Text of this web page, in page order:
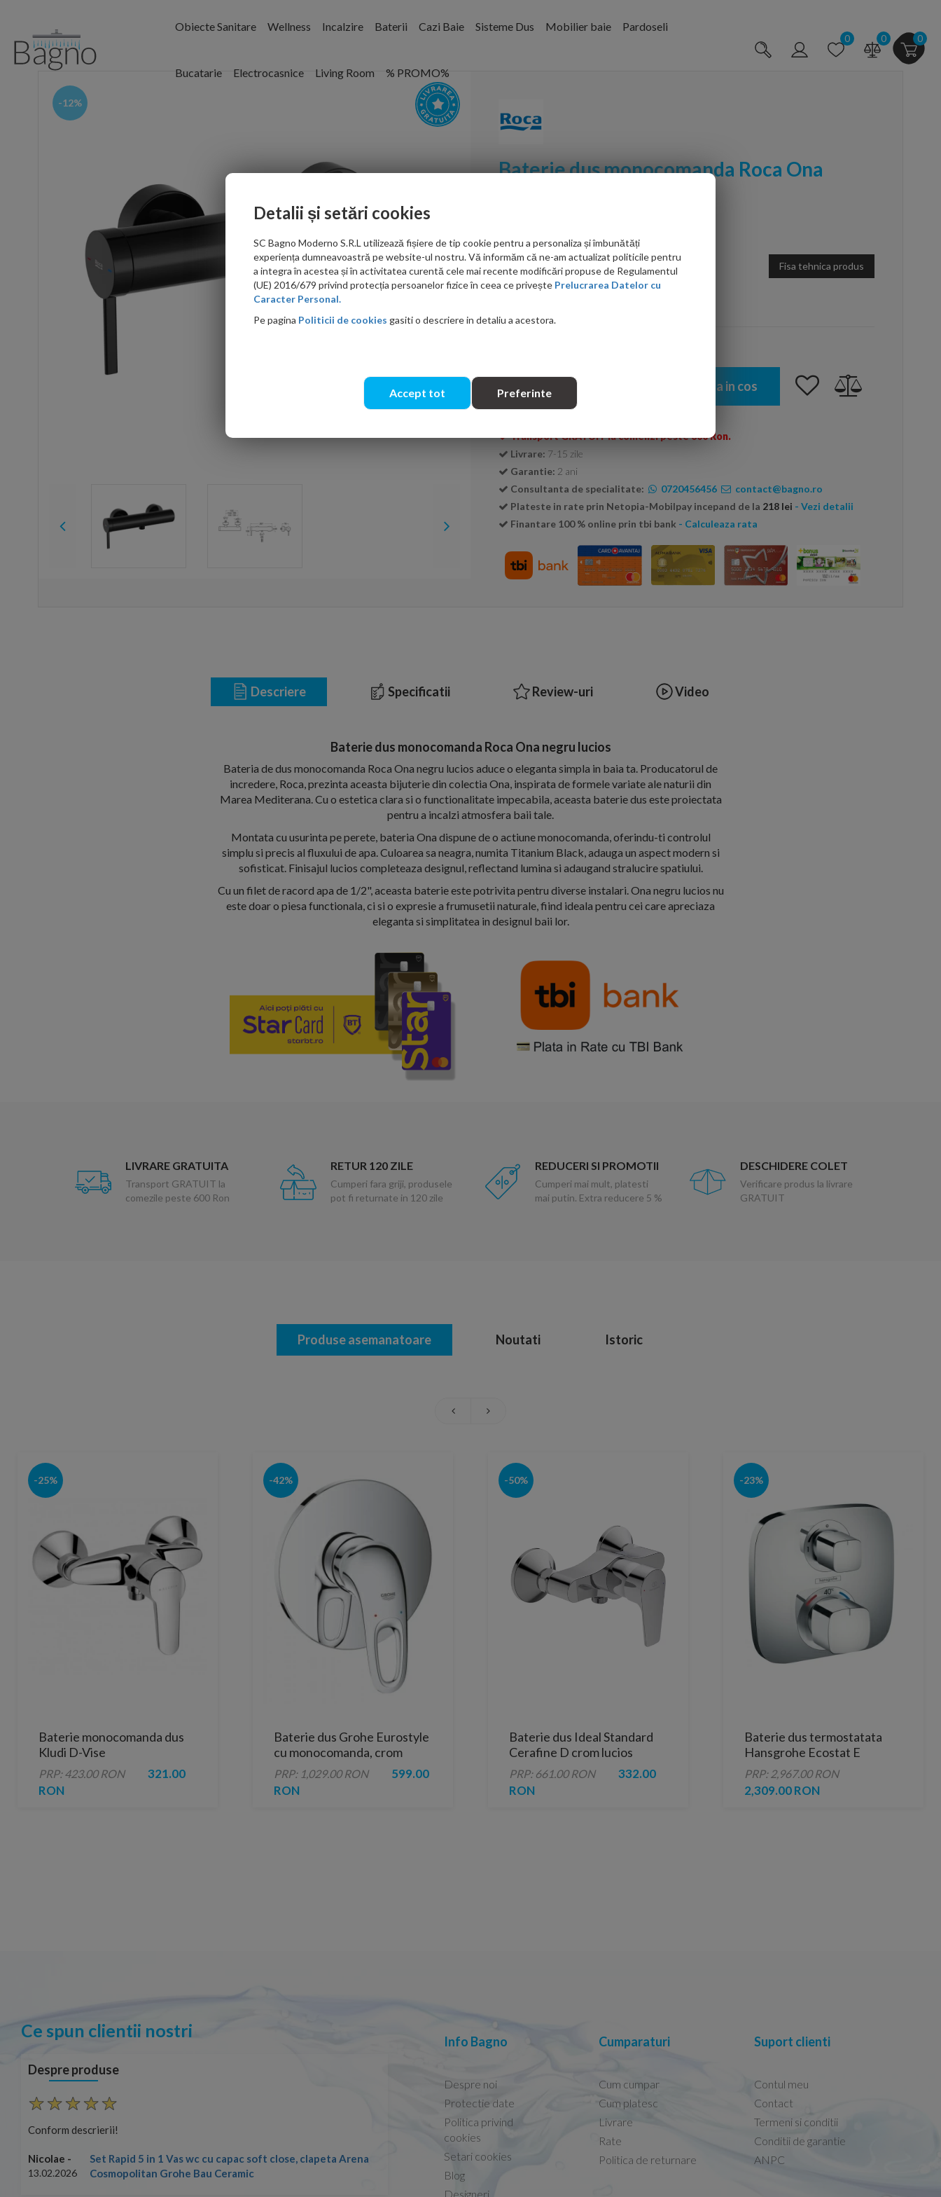
Obiecte Sanitare Wellness Incalzire Baterii Cazi Baie Sisteme Dus Mobilier baie Pardoseli
Bucatarie Electrocasnice Living Room % PROMO%
0 0 0
-12%
Baterie dus monocomanda Roca Ona
PRP: 1,485.00 RON
1,309.00 RON Fisa tehnica produs
Adauga in cos
Transport GRATUIT la comenzi peste 600 Ron.
Livrare: 7-15 zile
Garantie: 2 ani
Consultanta de specialitate:
0720456456
contact@bagno.ro
Plateste in rate prin Netopia-Mobilpay incepand de la 218 lei - Vezi detalii
Finantare 100 % online prin tbi bank - Calculeaza rata
Descriere Specificatii Review-uri Video
Baterie dus monocomanda Roca Ona negru lucios
Bateria de dus monocomanda Roca Ona negru lucios aduce o eleganta simpla in baia ta. Producatorul de
incredere, Roca, prezinta aceasta bijuterie din colectia Ona, inspirata de formele variate ale naturii din
Marea Mediterana. Cu o estetica clara si o functionalitate impecabila, aceasta baterie dus este proiectata
pentru a incalzi atmosfera baii tale.
Montata cu usurinta pe perete, bateria Ona dispune de o actiune monocomanda, oferindu-ti controlul
simplu si precis al fluxului de apa. Culoarea sa neagra, numita Titanium Black, adauga un aspect modern si
sofisticat. Finisajul lucios completeaza designul, reflectand lumina si adaugand stralucire spatiului.
Cu un filet de racord apa de 1/2", aceasta baterie este potrivita pentru diverse instalari. Ona negru lucios nu
este doar o piesa functionala, ci si o expresie a frumusetii naturale, fiind ideala pentru cei care apreciaza
eleganta si simplitatea in designul baii lor.
LIVRARE GRATUITA
Transport GRATUIT la
comezile peste 600 Ron
RETUR 120 ZILE
Cumperi fara griji, produsele
pot fi returnate in 120 zile
REDUCERI SI PROMOTII
Cumperi mai mult, platesti
mai putin. Extra reducere 5 %
DESCHIDERE COLET
Verificare produs la livrare
GRATUIT
Produse asemanatoare Noutati Istoric
-25%
Baterie monocomanda dus
Kludi D-Vise
PRP: 423.00 RON
321.00
RON
-42%
Baterie dus Grohe Eurostyle
cu monocomanda, crom
PRP: 1,029.00 RON
599.00
RON
-50%
Baterie dus Ideal Standard
Cerafine D crom lucios
monocomanda
PRP: 661.00 RON
332.00
RON
-23%
Baterie dus termostatata
Hansgrohe Ecostat E
PRP: 2,967.00 RON
2,309.00 RON
Ce spun clientii nostri
Despre produse
Conform descrierii!
Nicolae -
13.02.2026
Set Rapid 5 in 1 Vas wc cu capac soft close, clapeta Arena
Cosmopolitan Grohe Bau Ceramic
Conform descrierii!
13.02.2026
Capacele Grohe sunt de bună calitate și se
Marius -08.02.2026
Info Bagno
Despre noi
Protectie date
Politica privind
cookies
Setari cookies
Blog
Designeri
Cumparaturi
Cum cumpar
Cum platesc
Livrare
Rate
Politica de returnare
Suport clienti
Contul meu
Contact
Termeni si conditii
Conditii de garantie
ANPC
Detalii și setări cookies
SC Bagno Moderno S.R.L utilizează fișiere de tip cookie pentru a personaliza și îmbunătăți
experiența dumneavoastră pe website-ul nostru. Vă informăm că ne-am actualizat politicile pentru
a integra în acestea și în activitatea curentă cele mai recente modificări propuse de Regulamentul
(UE) 2016/679 privind protecția persoanelor fizice în ceea ce privește Prelucrarea Datelor cu
Caracter Personal.
Pe pagina Politicii de cookies gasiti o descriere in detaliu a acestora.
Accept tot Preferinte